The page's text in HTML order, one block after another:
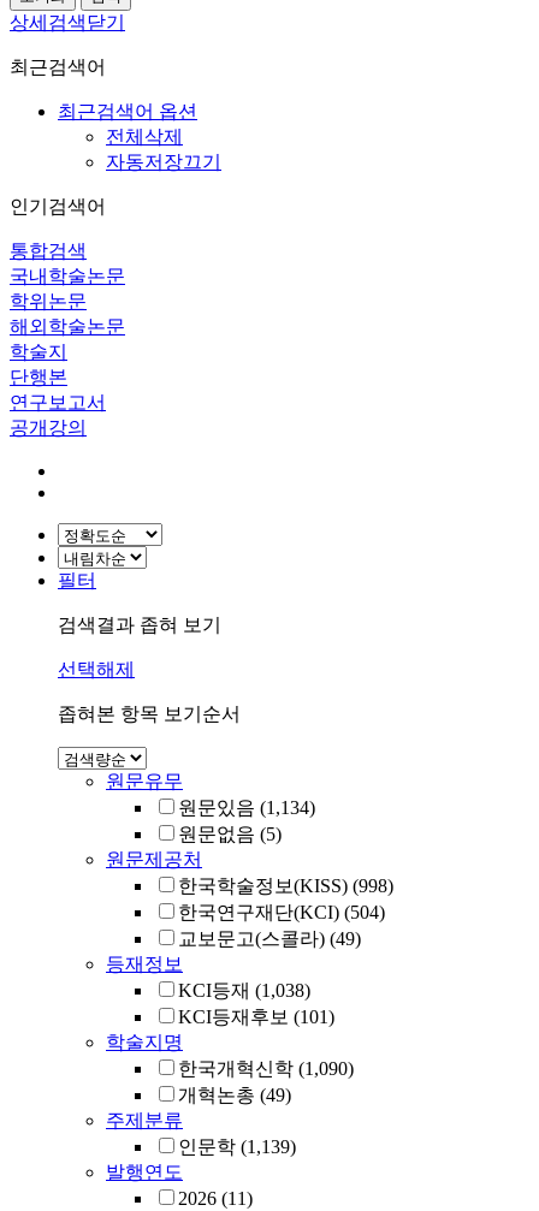
상세검색닫기
최근검색어
최근검색어 옵션
전체삭제
자동저장끄기
인기검색어
통합검색
국내학술논문
학위논문
해외학술논문
학술지
단행본
연구보고서
공개강의
필터
검색결과 좁혀 보기
선택해제
좁혀본 항목 보기순서
원문유무
원문있음 (1,134)
원문없음 (5)
원문제공처
한국학술정보(KISS) (998)
한국연구재단(KCI) (504)
교보문고(스콜라) (49)
등재정보
KCI등재 (1,038)
KCI등재후보 (101)
학술지명
한국개혁신학 (1,090)
개혁논총 (49)
주제분류
인문학 (1,139)
발행연도
2026 (11)